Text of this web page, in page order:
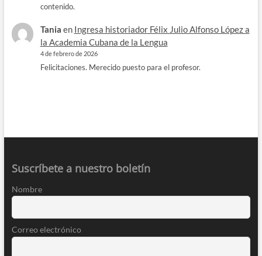
contenido.
Tania en Ingresa historiador Félix Julio Alfonso López a
la Academia Cubana de la Lengua
4 de febrero de 2026
Felicitaciones. Merecido puesto para el profesor.
Suscríbete a nuestro boletín
Nombre
Correo electrónico